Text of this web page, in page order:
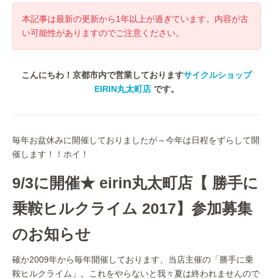
本記事は最新の更新から1年以上が過ぎています。内容が古
い可能性がありますのでご注意ください。
こんにちわ！京都市内で営業しておりますサイクルショップ
EIRIN丸太町店です。
毎年お盆休みに開催しておりましたが～今年は日程をずらして開
催します！！ホイ！
9/3に開催★ eirin丸太町店【 勝手に
乗鞍ヒルクライム 2017】参加募集
のお知らせ
確か2009年から毎年開催しております、当店主催の「勝手に乗
鞍ヒルクライム」。これをやらないと我々夏は終われませんので